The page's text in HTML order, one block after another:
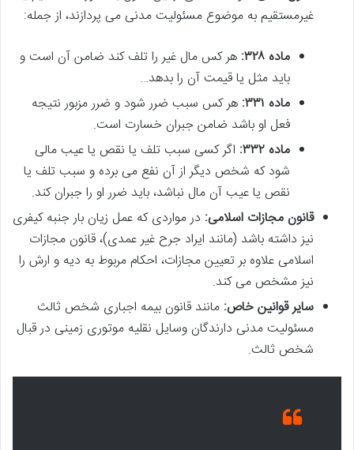
غیرمستقیم به موضوع مسئولیت مدنی می پردازند، از جمله:
ماده ۳۲۸:
هر کس مال غیر را تلف کند ضامن آن است و
باید مثل یا قیمت آن را بدهد…
ماده ۳۳۱:
هر کس سبب ضرر شود و ضرر مزبور نتیجه
فعل او باشد ضامن جبران خسارت است.
ماده ۳۳۲:
اگر کسی سبب تلف یا نقص یا عیب مالی
شود که شخص دیگر از آن نفع می برده و سبب تلف یا
نقص یا عیب آن مال نباشد، باید ضرر او را جبران کند.
قانون مجازات اسلامی: در مواردی که عمل زیان بار جنبه کیفری
نیز داشته باشد (مانند ایراد جرح غیر عمدی)، قانون مجازات
اسلامی علاوه بر تعیین مجازات، احکام مربوط به دیه و ارش را
نیز مشخص می کند.
سایر قوانین خاص: مانند قانون بیمه اجباری شخص ثالث
مسئولیت مدنی دارندگان وسایل نقلیه موتوری زمینی در قبال
شخص ثالث.